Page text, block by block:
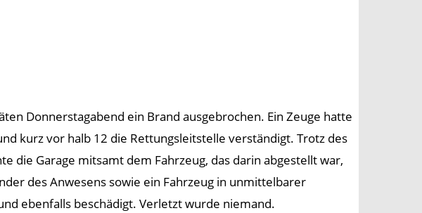
Donnerstagabend ein Brand ausgebrochen. Ein Zeuge hatte
kurz vor halb 12 die Rettungsleitstelle verständigt. Trotz des
die Garage mitsamt dem Fahrzeug, das darin abgestellt war,
des Anwesens sowie ein Fahrzeug in unmittelbarer
ebenfalls beschädigt. Verletzt wurde niemand.